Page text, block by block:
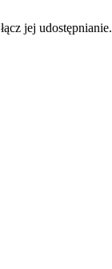
jej udostępnianie.